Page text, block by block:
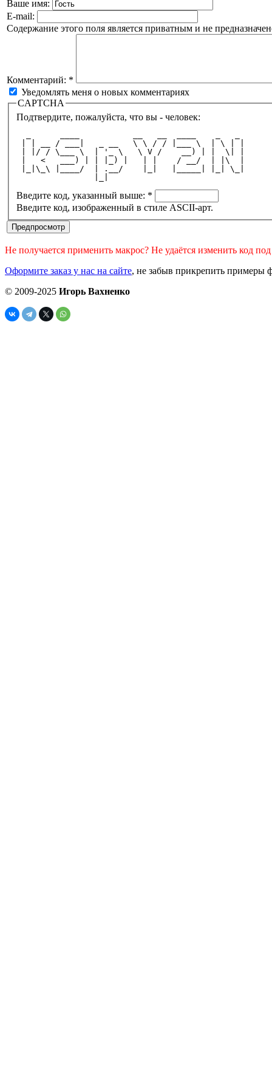
Ваше имя:
E-mail:
Содержание этого поля является приватным и не
Комментарий: *
Уведомлять меня о новых комментариях
CAPTCHA
Подтвердите, пожалуйста, что вы - человек:
| | __ / ___|   _ __   \ \ / / |___ \  | \ | |
| |/ / \___ \  | '_ \   \ V /    __) | |  \| |
|   <   ___) | | |_) |   | |    / __/  | |\  |
|_|\_\ |____/  | .__/    |_|   |_____| |_| \_|
Введите код, указанный выше: *
Введите код, изображенный в стиле ASCII-арт.
Не получается применить макрос? Не удаётся изменить код
Оформите заказ у нас на сайте, не забыв прикрепить примеры
© 2009-2025 Игорь Вахненко